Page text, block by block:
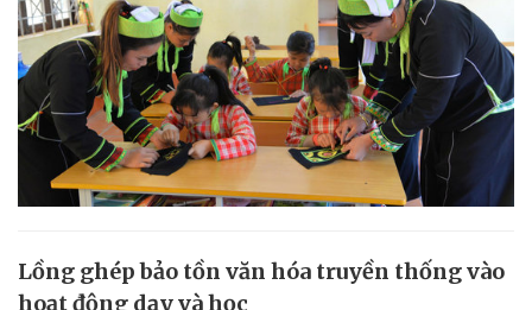
Lồng ghép bảo tồn văn hóa truyền thống vào
hoạt động dạy và học